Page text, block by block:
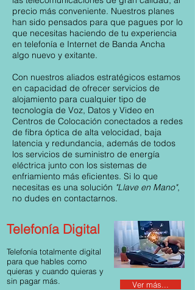
precio más conveniente. Nuestros planes
han sido pensados para que pagues por lo
que necesitas haciendo de tu experiencia
en telefonía e Internet de Banda Ancha
algo nuevo y exitante.
Con nuestros aliados estratégicos estamos
en capacidad de ofrecer servicios de
alojamiento para cualquier tipo de
tecnología de Voz, Datos y Video en
Centros de Colocación conectados a redes
de fibra óptica de alta velocidad, baja
latencia y redundancia, además de todos
los servicios de suministro de energía
eléctrica junto con los sistemas de
enfriamiento más eficientes. Si lo que
necesitas es una solución "Llave en Mano",
no dudes en contactarnos.
Telefonía Digital
Telefonía totalmente digital
para que hables como
quieras y cuando quieras y
sin pagar más.
Ver más...